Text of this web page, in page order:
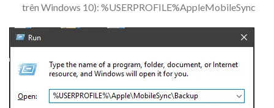
trên Windows 10): %USERPROFILE%AppleMobileSync